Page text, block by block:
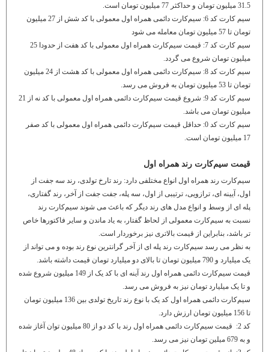
31.5 میلیون تومان و حداکثر 77 میلیون تومان است.
سیم کارت کد 6: سیم‌کارت دائمی همراه اول معمولی با کد شش از 27 میلیون
تومان تا 57 میلیون تومان معامله می شود
سیم کارت کد 7: قیمت سیم‌کارت همراه اول معمولی با کد هفت از حدودا 25
میلیون تومان شروع می گردد.
سیم کارت کد 8: سیم‌کارت دائمی همراه اول معمولی با کد هشت از 24 میلیون
تومان تا 53 میلیون تومان به فروش می رسد.
سیم کارت کد 9: شروع قیمت سیم‌کارت دائمی همراه اول معمولی با کد نه از 21
میلیون تومان می باشد.
سیم کارت کد 0: حداقل قیمت سیم‌کارت دائمی همراه اول معمولی با کد صفر
17 میلیون تومان است.
قیمت سیم‌کارت رند همراه اول
سیم‌کارت رند همراه اول انواع مختلفی دارد: رند تارخ تولدی، رند سه جفت از
اول، آیینه ای، ترازویی، ترتیبی از اول، سه پله، جفت جفت از آخر، رند گفتاری،
پله ای از وسط و انواع مدل های رند دیگر که باعث می شوند سیم‌کارت رند
نسبت به سیم‌کارت معمولی از لحاظ گفتار، به یاد ماندن و سایر فاکتورها خاص
تر باشد، بنابراین از قیمت بالاتری نیز برخوردار است.
به نظر می رسد سیم‌کارت رند پله ای از آخر گرانترین نوع رند بوده و می تواند از
یک میلیارد و 790 میلیون تومان تا بالای دو میلیارد تومان قیمت داشته باشد.
قیمت سیم‌کارت دائمی همراه اول رند آینه ای با کد یک از 149 میلیون شروع شده
و تا یک میلیارد تومان نیز به فروش می رسد.
سیم‌کارت دائمی همراه اول کد یک با نوع رند تاریخ تولدی بین 136 میلیون تومان
تا 156 میلیون تومان ارزش دارد.
کد 2: قیمت سیم‌کارت دائمی همراه اول رند با کد دو از 80 میلیون توان آغاز شده
و به 679 میلین تومان نیز می رسد.